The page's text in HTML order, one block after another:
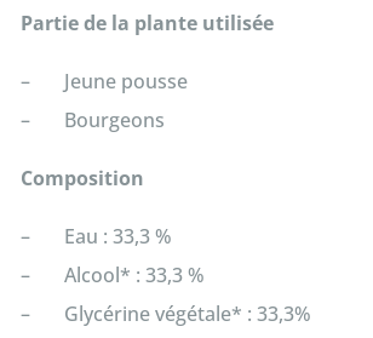
Partie de la plante utilisée
– Jeune pousse
– Bourgeons
Composition
– Eau : 33,3 %
– Alcool* : 33,3 %
– Glycérine végétale* : 33,3%